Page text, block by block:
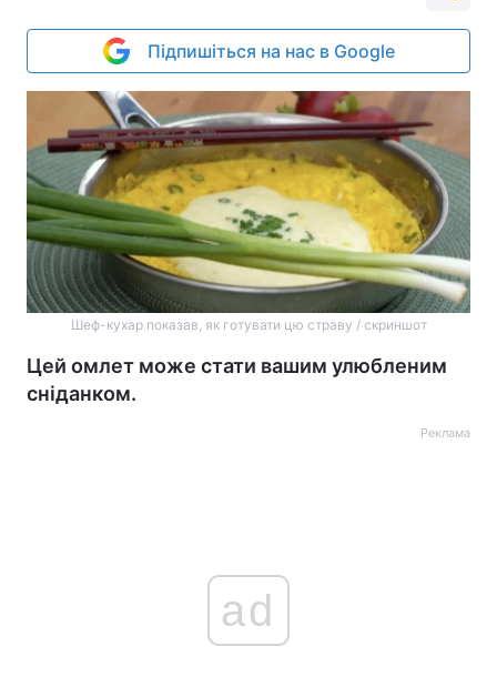
Підпишіться на нас в Google
Шеф-кухар показав, як готувати цю страву / скриншот
Цей омлет може стати вашим улюбленим
сніданком.
Реклама
ad